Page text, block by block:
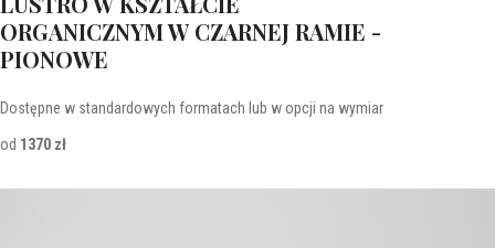
ORGANICZNYM W CZARNEJ RAMIE -
PIONOWE
Dostępne w standardowych formatach lub w opcji na wymiar
od 1370 zł